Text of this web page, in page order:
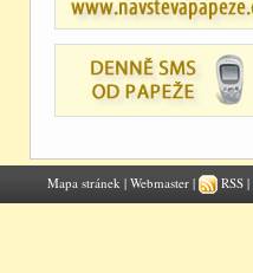
Mapa stránek | Webmaster | RSS |